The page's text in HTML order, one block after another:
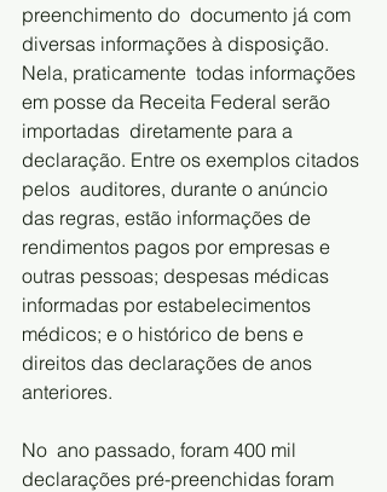
preenchimento do  documento já com
diversas informações à disposição.
Nela, praticamente  todas informações
em posse da Receita Federal serão
importadas  diretamente para a
declaração. Entre os exemplos citados
pelos  auditores, durante o anúncio
das regras, estão informações de
rendimentos pagos por empresas e
outras pessoas; despesas médicas
informadas por estabelecimentos
médicos; e o histórico de bens e
direitos das declarações de anos
anteriores.
No  ano passado, foram 400 mil
declarações pré-preenchidas foram